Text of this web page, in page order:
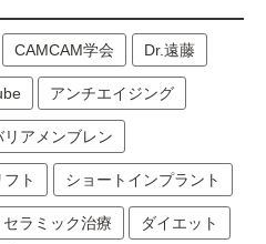
CAMCAM学会 Dr.遠藤
アンチエイジング
リアメンブレン
ト ショートインプラント
セラミック治療 ダイエット